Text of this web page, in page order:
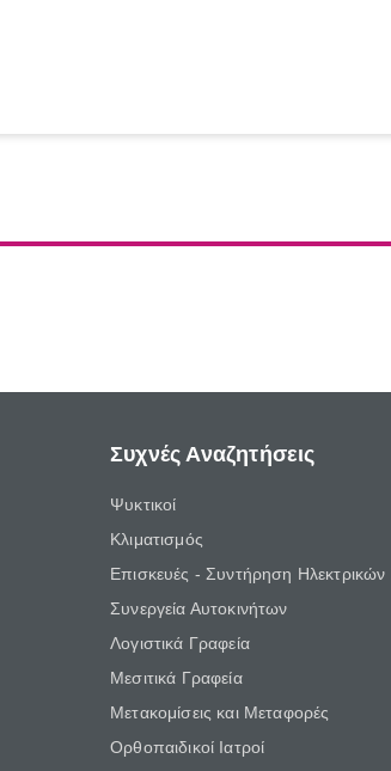
Συχνές Αναζητήσεις
Ψυκτικοί
Κλιματισμός
Επισκευές - Συντήρηση
Συνεργεία Αυτοκινήτων
Λογιστικά Γραφεία
Μεσιτικά Γραφεία
Μετακομίσεις και Μεταφορές
Ορθοπαιδικοί Ιατροί